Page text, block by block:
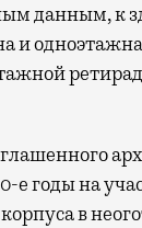
данным, к
и
е годы на
в